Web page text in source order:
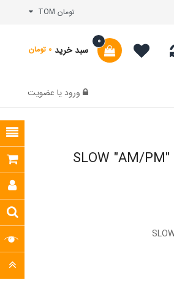
تومان TOM
سبد خرید
0
0 تومان
ورود یا عضویت